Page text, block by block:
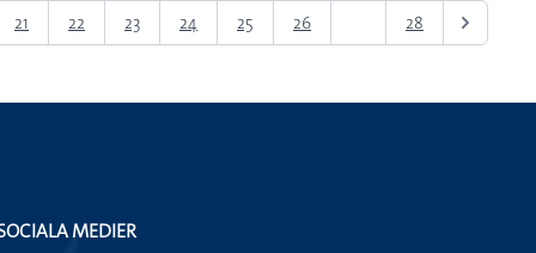
21 22 23 24 25 26 28
MEDIER